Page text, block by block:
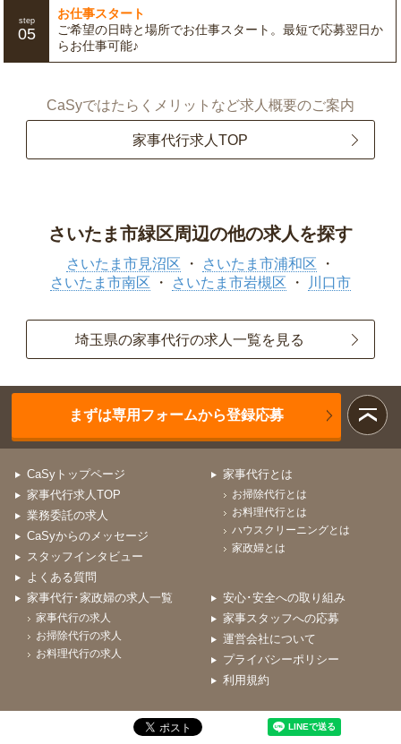
step
05
お仕事スタート
ご希望の日時と場所でお仕事スタート。最短で応募翌日か
らお仕事可能♪
CaSyではたらくメリットなど求人概要のご案内
家事代行求人TOP
さいたま市緑区周辺の他の求人を探す
さいたま市見沼区
さいたま市浦和区
さいたま市南区
さいたま市岩槻区 川口市
埼玉県の家事代行の求人一覧を見る
まずは専用フォームから登録応募
CaSyトップページ
家事代行求人TOP
業務委託の求人
CaSyからのメッセージ
スタッフインタビュー
よくある質問
家事代行とは
お掃除代行とは
お料理代行とは
ハウスクリーニングとは
家政婦とは
家事代行･家政婦の求人一覧
家事代行の求人
お掃除代行の求人
お料理代行の求人
安心･安全への取り組み
家事スタッフへの応募
運営会社について
プライバシーポリシー
利用規約